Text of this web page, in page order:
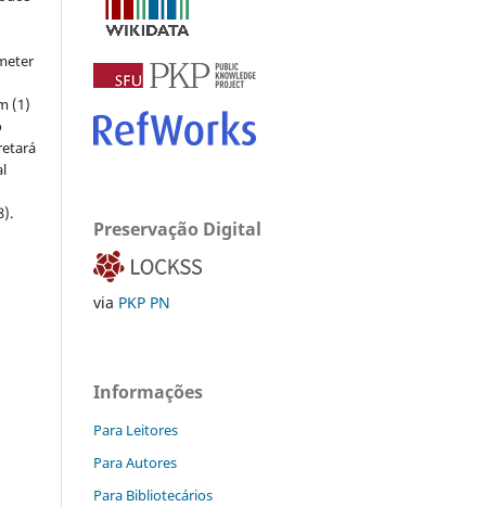
(1)
Preservação Digital
via PKP PN
Informações
Para Leitores
Para Autores
Para Bibliotecários